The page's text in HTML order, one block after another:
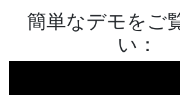
簡単なデモをご
い：